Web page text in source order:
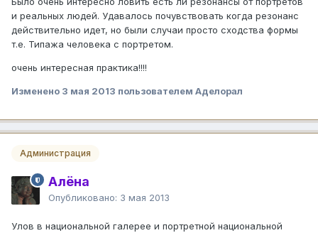
и реальных людей. Удавалось почувствовать когда резонанс
действительно идет, но были случаи просто сходства формы
т.е. Типажа человека с портретом.
очень интересная практика!!!!
Изменено 3 мая 2013 пользователем Аделорал
Администрация
Алёна
Опубликовано: 3 мая 2013
Улов в национальной галерее и портретной национальной